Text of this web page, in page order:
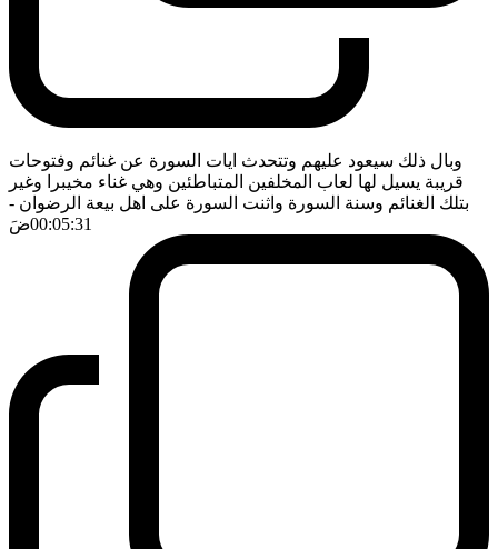
وبال ذلك سيعود عليهم وتتحدث ايات السورة عن غنائم وفتوحات
قريبة يسيل لها لعاب المخلفين المتباطئين وهي غناء مخيبرا وغير
بتلك الغنائم وسنة السورة واثنت السورة على اهل بيعة الرضوان -
00:05:31ضَ